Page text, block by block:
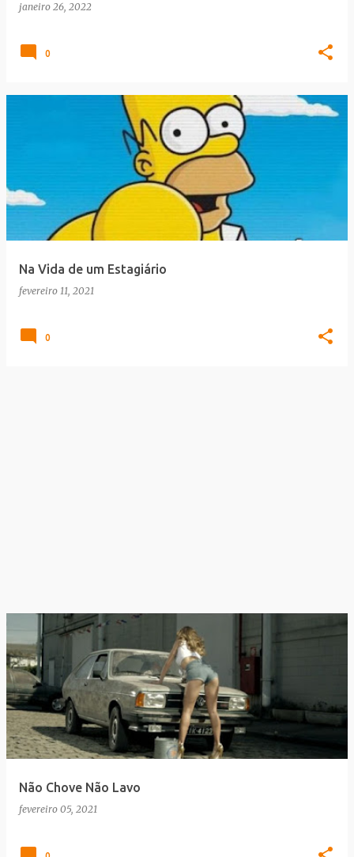
janeiro 26, 2022
0
Na Vida de um Estagiário
fevereiro 11, 2021
0
Não Chove Não Lavo
fevereiro 05, 2021